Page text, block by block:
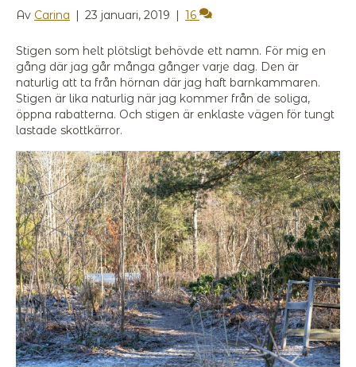
Av Carina | 23 januari, 2019 | 16
Stigen som helt plötsligt behövde ett namn. För mig en
gång där jag går många gånger varje dag. Den är
naturlig att ta från hörnan där jag haft barnkammaren.
Stigen är lika naturlig när jag kommer från de soliga,
öppna rabatterna. Och stigen är enklaste vägen för tungt
lastade skottkärror.